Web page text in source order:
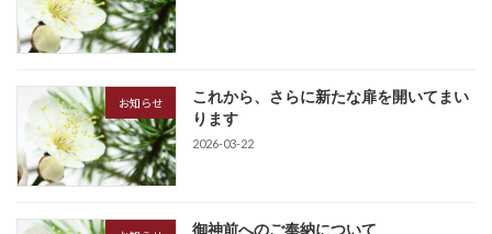
お知らせ
これから、さらに新たな扉を開いてまい
ります
2026-03-22
御神前へのご奉納について